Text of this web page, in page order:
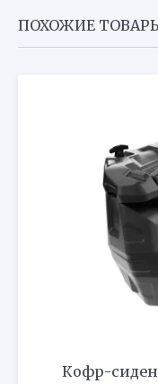
ПОХОЖИЕ
Кофр-